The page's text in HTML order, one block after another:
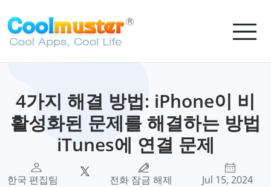
4가지 해결 방법: iPhone이 비
활성화된 문제를 해결하는 방법
iTunes에 연결 문제
한국 편집팀 전화 잠금 해제 Jul 15, 2024